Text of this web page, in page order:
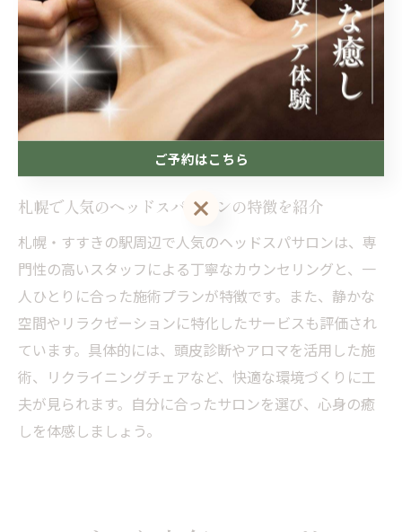
態に導かれるためです。これにより入眠がスムーズにな
り、眠りの質も向上します。例えば、施術後は「夜ぐっ
すり眠れるようになった」という声も多く聞かれます。
睡眠に悩みがある方は、ヘッドスパを生活に取り入れる
ことで、自然な形で質の高い睡眠を得ることが期待でき
札幌で人気のヘッドスパサロンの特徴を紹介
札幌・すすきの駅周辺で人気のヘッドスパサロンは、専
門性の高いスタッフによる丁寧なカウンセリングと、一
人ひとりに合った施術プランが特徴です。また、静かな
空間やリラクゼーションに特化したサービスも評価され
ています。具体的には、頭皮診断やアロマを活用した施
術、リクライニングチェアなど、快適な環境づくりに工
夫が見られます。自分に合ったサロンを選び、心身の癒
しを体感しましょう。
ご予約はこちら
ご予約はこちら